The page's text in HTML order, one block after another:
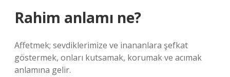
Rahim anlamı ne?
Affetmek; sevdiklerimize ve inananlara şefkat
göstermek, onları kutsamak, korumak ve acımak
anlamına gelir.